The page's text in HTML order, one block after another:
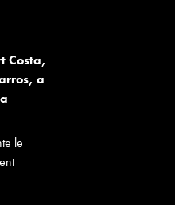
Costa,
a
le